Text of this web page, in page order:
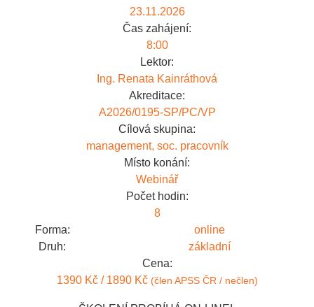
23.11.2026
Čas zahájení:
8:00
Lektor:
Ing. Renata Kainráthová
Akreditace:
A2026/0195-SP/PC/VP
Cílová skupina:
management, soc. pracovník
Místo konání:
Webinář
Počet hodin:
8
Forma:
online
Druh:
základní
Cena:
1390 Kč / 1890 Kč (člen APSS ČR / nečlen)